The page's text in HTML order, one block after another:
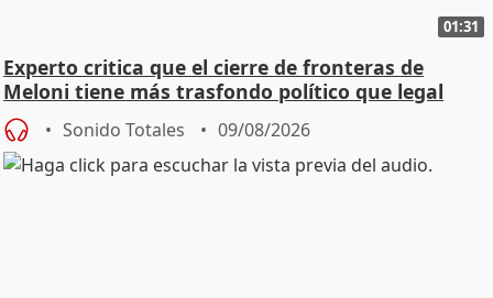
01:31
Experto critica que el cierre de fronteras de
Meloni tiene más trasfondo político que legal
Sonido Totales 09/08/2026